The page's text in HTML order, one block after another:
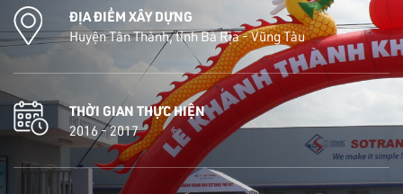
ĐỊA ĐIỂM XÂY DỰNG
Huyện Tân Thành, tỉnh Bà Rịa - Vũng Tàu
THỜI GIAN THỰC HIỆN
2016 - 2017